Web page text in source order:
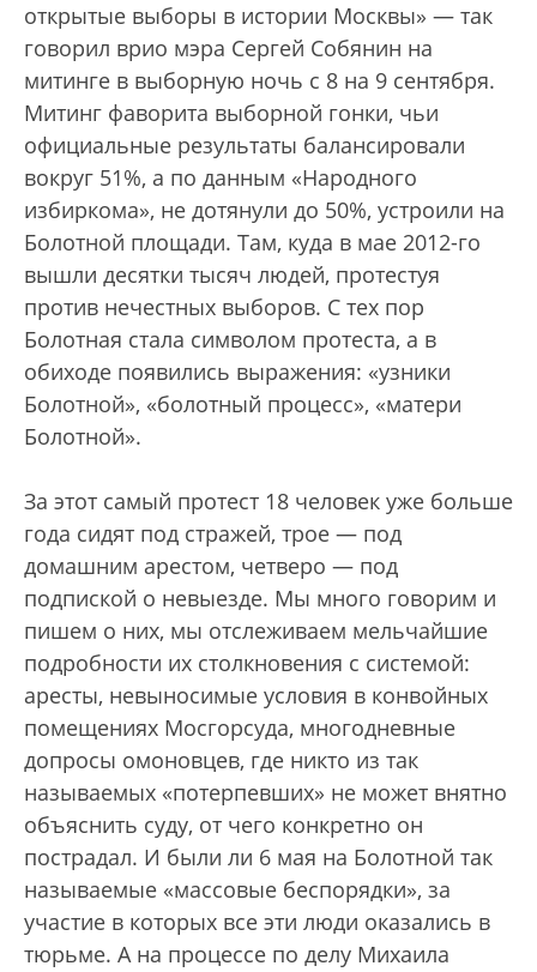
открытые выборы в истории Москвы» — так
говорил врио мэра Сергей Собянин на
митинге в выборную ночь с 8 на 9 сентября.
Митинг фаворита выборной гонки, чьи
официальные результаты балансировали
вокруг 51%, а по данным «Народного
избиркома», не дотянули до 50%, устроили на
Болотной площади. Там, куда в мае 2012-го
вышли десятки тысяч людей, протестуя
против нечестных выборов. С тех пор
Болотная стала символом протеста, а в
обиходе появились выражения: «узники
Болотной», «болотный процесс», «матери
Болотной».
За этот самый протест 18 человек уже больше
года сидят под стражей, трое — под
домашним арестом, четверо — под
подпиской о невыезде. Мы много говорим и
пишем о них, мы отслеживаем мельчайшие
подробности их столкновения с системой:
аресты, невыносимые условия в конвойных
помещениях Мосгорсуда, многодневные
допросы омоновцев, где никто из так
называемых «потерпевших» не может внятно
объяснить суду, от чего конкретно он
пострадал. И были ли 6 мая на Болотной так
называемые «массовые беспорядки», за
участие в которых все эти люди оказались в
тюрьме. А на процессе по делу Михаила